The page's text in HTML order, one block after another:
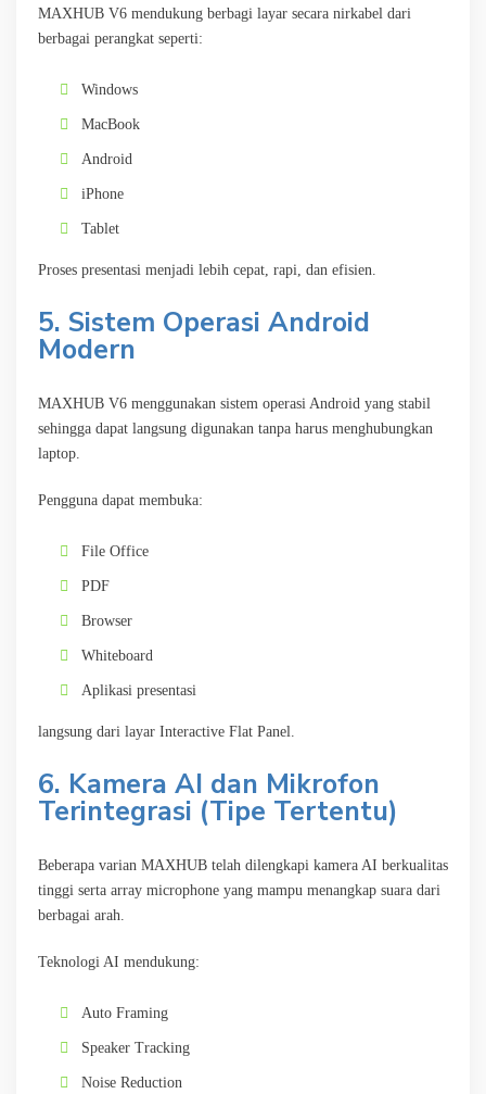
MAXHUB V6 mendukung berbagi layar secara nirkabel dari
berbagai perangkat seperti:
Windows
MacBook
Android
iPhone
Tablet
Proses presentasi menjadi lebih cepat, rapi, dan efisien.
5. Sistem Operasi Android
Modern
MAXHUB V6 menggunakan sistem operasi Android yang stabil
sehingga dapat langsung digunakan tanpa harus menghubungkan
laptop.
Pengguna dapat membuka:
File Office
PDF
Browser
Whiteboard
Aplikasi presentasi
langsung dari layar Interactive Flat Panel.
6. Kamera AI dan Mikrofon
Terintegrasi (Tipe Tertentu)
Beberapa varian MAXHUB telah dilengkapi kamera AI berkualitas
tinggi serta array microphone yang mampu menangkap suara dari
berbagai arah.
Teknologi AI mendukung:
Auto Framing
Speaker Tracking
Noise Reduction